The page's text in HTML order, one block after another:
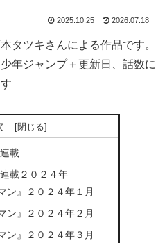
2025.10.25 2026.07.18
タツキさんによる作品です。
年ジャンプ＋更新日、話数に
載
載２０２４年
ン』２０２４年１月
ン』２０２４年２月
ン』２０２４年３月